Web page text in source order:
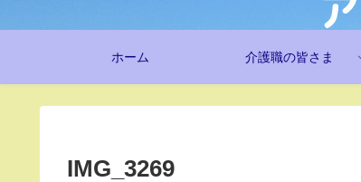
ホーム 介護職の皆さま
IMG_3269